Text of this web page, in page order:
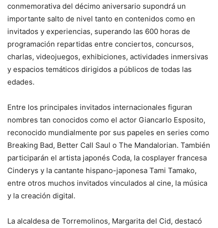
conmemorativa del décimo aniversario supondrá un
importante salto de nivel tanto en contenidos como en
invitados y experiencias, superando las 600 horas de
programación repartidas entre conciertos, concursos,
charlas, videojuegos, exhibiciones, actividades inmersivas
y espacios temáticos dirigidos a públicos de todas las
edades.
Entre los principales invitados internacionales figuran
nombres tan conocidos como el actor Giancarlo Esposito,
reconocido mundialmente por sus papeles en series como
Breaking Bad, Better Call Saul o The Mandalorian. También
participarán el artista japonés Coda, la cosplayer francesa
Cinderys y la cantante hispano-japonesa Tami Tamako,
entre otros muchos invitados vinculados al cine, la música
y la creación digital.
La alcaldesa de Torremolinos, Margarita del Cid, destacó